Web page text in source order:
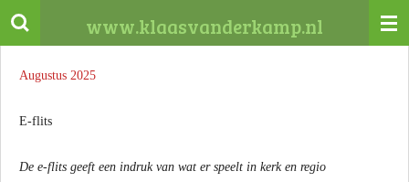
Ga
www.klaasvanderkamp.nl
Augustus 2025
E-flits
De e-flits geeft een indruk van wat er speelt in kerk en regio